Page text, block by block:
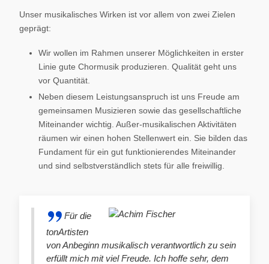
Unser musikalisches Wirken ist vor allem von zwei Zielen
geprägt:
Wir wollen im Rahmen unserer Möglichkeiten in erster
Linie gute Chormusik produzieren. Qualität geht uns
vor Quantität.
Neben diesem Leistungsanspruch ist uns Freude am
gemeinsamen Musizieren sowie das gesellschaftliche
Miteinander wichtig. Außer-musikalischen Aktivitäten
räumen wir einen hohen Stellenwert ein. Sie bilden das
Fundament für ein gut funktionierendes Miteinander
und sind selbstverständlich stets für alle freiwillig.
Für die
tonArtisten
von Anbeginn musikalisch verantwortlich zu sein
erfüllt mich mit viel Freude. Ich hoffe sehr, dem